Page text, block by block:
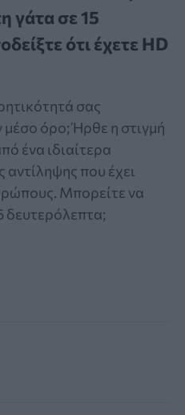
γάτα σε 15
ότι έχετε HD
σας
όρο; Ήρθε η στιγμή
ένα ιδιαίτερα
αντίληψης που έχει
Μπορείτε να
δευτερόλεπτα;